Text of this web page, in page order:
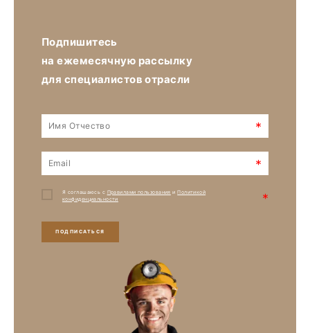
Подпишитесь
на ежемесячную рассылку
для специалистов отрасли
*
*
Я соглашаюсь с Правилами пользования иПолитикой
конфиденциальности
*
ПОДПИСАТЬСЯ